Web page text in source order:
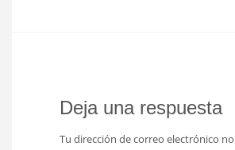
Deja una respuesta
Tu dirección de correo electrónico